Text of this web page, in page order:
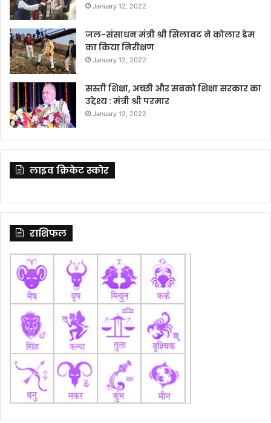
January 12, 2022
जल-संसाधन मंत्री श्री सिलावट ने कोलार डेम
का किया निरीक्षण
January 12, 2022
सस्ती शिक्षा, अच्छी और सबको शिक्षा सरकार का
उद्देश्य : मंत्री श्री परमार
January 12, 2022
लाइव क्रिकेट स्कोर
राशिफल